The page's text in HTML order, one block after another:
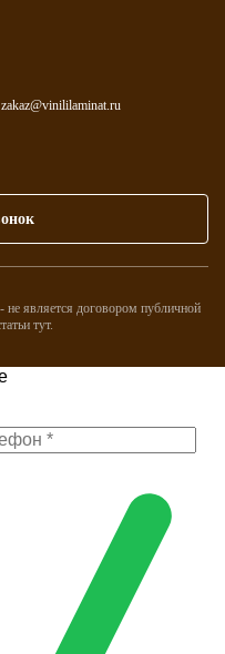
zakaz@vinililaminat.ru
является договором публичной
тут.